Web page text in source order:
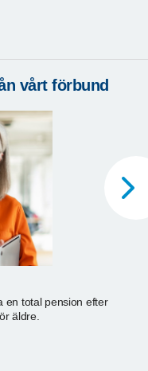
vårt förbund
en total pension efter
äldre.